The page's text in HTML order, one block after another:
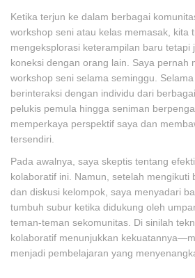
Ketika terjun ke dalam berbagai
workshop seni atau kelas memasak, kita
mengeksplorasi keterampilan baru tetapi
koneksi dengan orang lain. Saya pernah
workshop seni selama seminggu.
berinteraksi dengan individu dari
pelukis pemula hingga seniman
memperkaya perspektif saya dan
tersendiri.
Pada awalnya, saya skeptis tentang
kolaboratif ini. Namun, setelah mengikuti
dan diskusi kelompok, saya menyadari
tumbuh subur ketika didukung oleh
teman-teman sekomunitas. Di sinilah
kolaboratif menunjukkan
menjadi pembelajaran yang